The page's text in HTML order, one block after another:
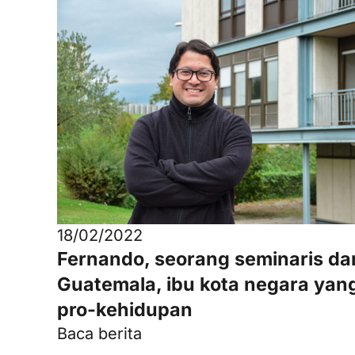
18/02/2022
Fernando, seorang seminaris
Guatemala, ibu kota negara
pro-kehidupan
Baca berita